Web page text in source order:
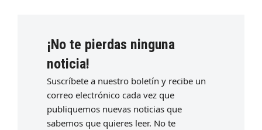
¡No te pierdas ninguna
noticia!
Suscríbete a nuestro boletín y recibe un
correo electrónico cada vez que
publiquemos nuevas noticias que
sabemos que quieres leer. No te